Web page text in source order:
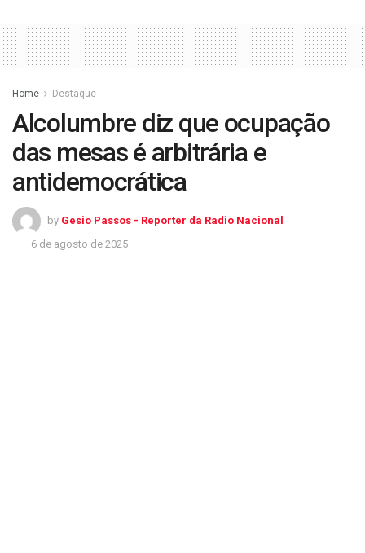
Home Destaque
Alcolumbre diz que ocupação
das mesas é arbitrária e
antidemocrática
by Gesio Passos - Reporter da Radio Nacional
6 de agosto de 2025